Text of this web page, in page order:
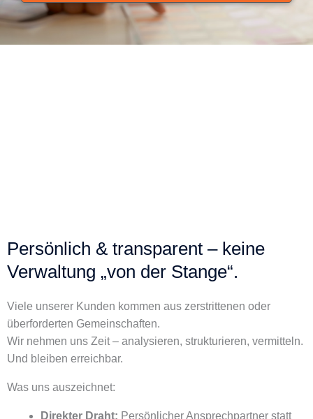
Persönlich & transparent – keine
Verwaltung „von der Stange“.
Viele unserer Kunden kommen aus zerstrittenen oder
überforderten Gemeinschaften.
Wir nehmen uns Zeit – analysieren, strukturieren, vermitteln.
Und bleiben erreichbar.
Was uns auszeichnet:
Direkter Draht: Persönlicher Ansprechpartner statt